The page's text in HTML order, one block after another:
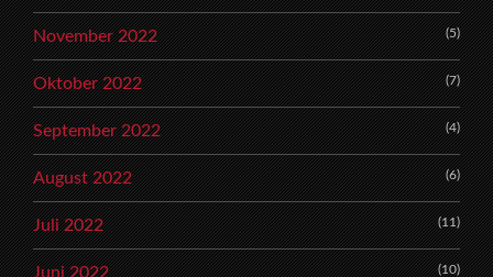
November 2022 (5)
Oktober 2022 (7)
September 2022 (4)
August 2022 (6)
Juli 2022 (11)
Juni 2022 (10)